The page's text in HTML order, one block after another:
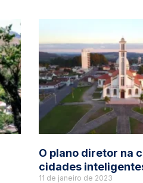
O plano diretor na
cidades
11 de janeiro de 2023